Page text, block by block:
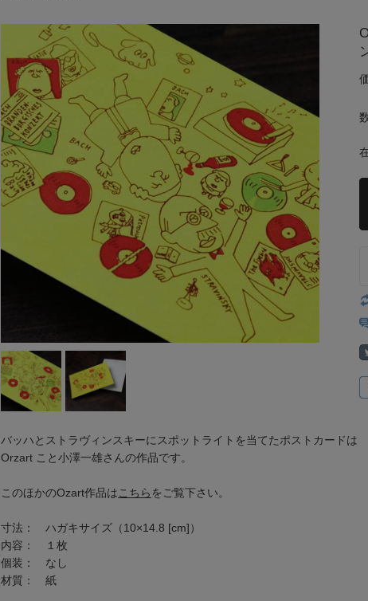
バッハとストラヴィンスキーにスポットライトを当てたポストカードは
Orzart こと小澤一雄さんの作品です。
このほかのOzart作品はこちら をご覧下さい。
寸法： ハガキサイズ（10×14.8 [cm]）
内容： １枚
個装： なし
材質： 紙